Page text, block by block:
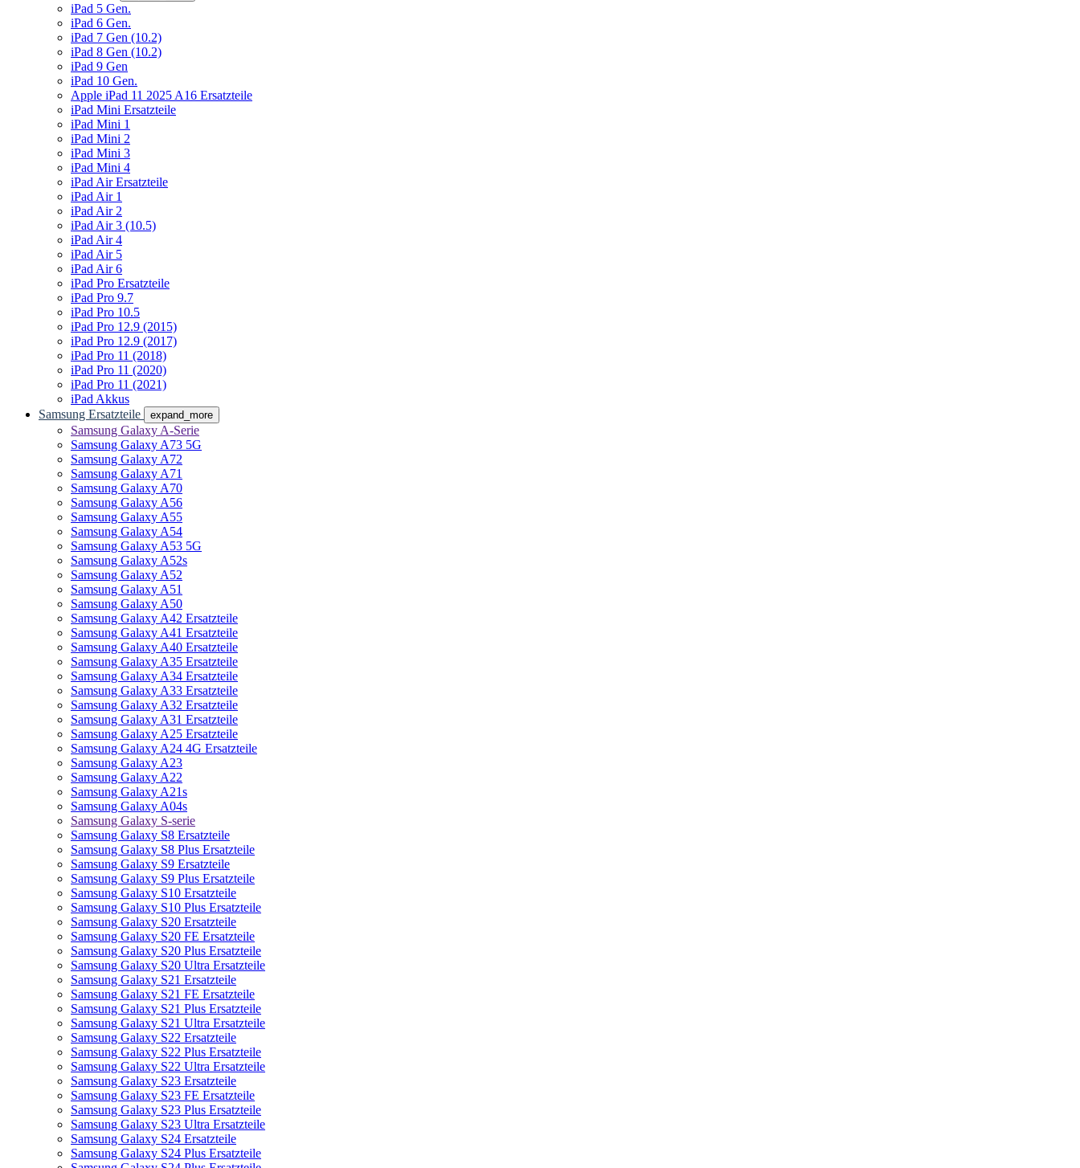
iPad 5 Gen.
iPad 6 Gen.
iPad 7 Gen (10.2)
iPad 8 Gen (10.2)
iPad 9 Gen
iPad 10 Gen.
Apple iPad 11 2025 A16 Ersatzteile
iPad Mini Ersatzteile
iPad Mini 1
iPad Mini 2
iPad Mini 3
iPad Mini 4
iPad Air Ersatzteile
iPad Air 1
iPad Air 2
iPad Air 3 (10.5)
iPad Air 4
iPad Air 5
iPad Air 6
iPad Pro Ersatzteile
iPad Pro 9.7
iPad Pro 10.5
iPad Pro 12.9 (2015)
iPad Pro 12.9 (2017)
iPad Pro 11 (2018)
iPad Pro 11 (2020)
iPad Pro 11 (2021)
iPad Akkus
Samsung Ersatzteile
expand_more
Samsung Galaxy A-Serie
Samsung Galaxy A73 5G
Samsung Galaxy A72
Samsung Galaxy A71
Samsung Galaxy A70
Samsung Galaxy A56
Samsung Galaxy A55
Samsung Galaxy A54
Samsung Galaxy A53 5G
Samsung Galaxy A52s
Samsung Galaxy A52
Samsung Galaxy A51
Samsung Galaxy A50
Samsung Galaxy A42 Ersatzteile
Samsung Galaxy A41 Ersatzteile
Samsung Galaxy A40 Ersatzteile
Samsung Galaxy A35 Ersatzteile
Samsung Galaxy A34 Ersatzteile
Samsung Galaxy A33 Ersatzteile
Samsung Galaxy A32 Ersatzteile
Samsung Galaxy A31 Ersatzteile
Samsung Galaxy A25 Ersatzteile
Samsung Galaxy A24 4G Ersatzteile
Samsung Galaxy A23
Samsung Galaxy A22
Samsung Galaxy A21s
Samsung Galaxy A04s
Samsung Galaxy S-serie
Samsung Galaxy S8 Ersatzteile
Samsung Galaxy S8 Plus Ersatzteile
Samsung Galaxy S9 Ersatzteile
Samsung Galaxy S9 Plus Ersatzteile
Samsung Galaxy S10 Ersatzteile
Samsung Galaxy S10 Plus Ersatzteile
Samsung Galaxy S20 Ersatzteile
Samsung Galaxy S20 FE Ersatzteile
Samsung Galaxy S20 Plus Ersatzteile
Samsung Galaxy S20 Ultra Ersatzteile
Samsung Galaxy S21 Ersatzteile
Samsung Galaxy S21 FE Ersatzteile
Samsung Galaxy S21 Plus Ersatzteile
Samsung Galaxy S21 Ultra Ersatzteile
Samsung Galaxy S22 Ersatzteile
Samsung Galaxy S22 Plus Ersatzteile
Samsung Galaxy S22 Ultra Ersatzteile
Samsung Galaxy S23 Ersatzteile
Samsung Galaxy S23 FE Ersatzteile
Samsung Galaxy S23 Plus Ersatzteile
Samsung Galaxy S23 Ultra Ersatzteile
Samsung Galaxy S24 Ersatzteile
Samsung Galaxy S24 Plus Ersatzteile